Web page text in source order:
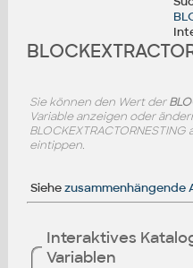
Sie können den Wert der
Variable anzeigen oder
eintippen.
Siehezusammenhängende
Interaktives
Variablen